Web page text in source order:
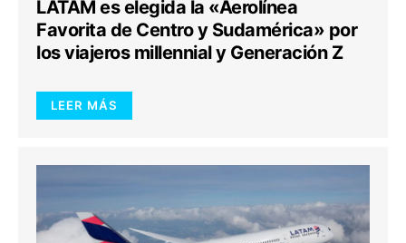
LATAM es elegida la «Aerolínea
Favorita de Centro y Sudamérica» por
los viajeros millennial y Generación Z
LEER MÁS